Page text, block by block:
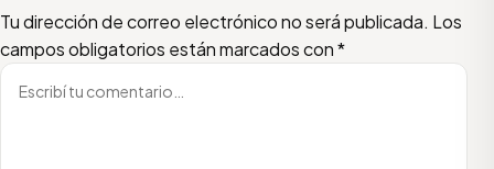
Tu dirección de correo electrónico no será publicada. Los
campos obligatorios están marcados con*
Escribí tu comentario
Nombre
Email